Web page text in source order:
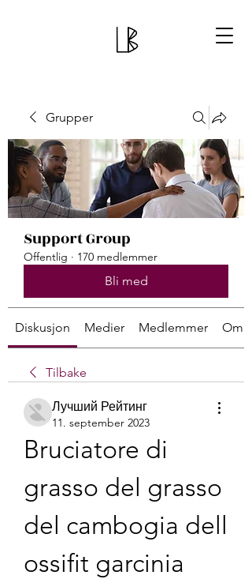
Grupper
Support Group
Offentlig · 170 medlemmer
Bli med
Diskusjon Medier Medlemmer Om
Tilbake
Лучший Рейтинг
11. september 2023
Bruciatore di
grasso del grasso
del cambogia dell
ossifit garcinia